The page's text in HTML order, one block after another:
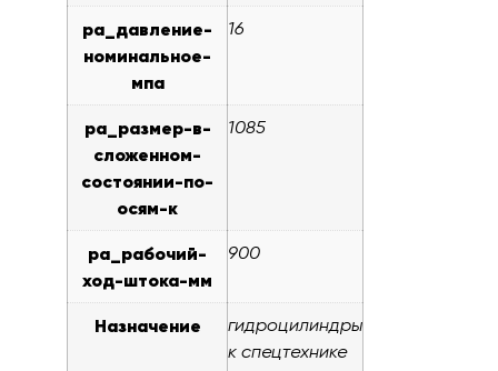
pa_давление-
номинальное-
мпа
16
pa_размер-в-
сложенном-
состоянии-по-
осям-к
1085
pa_рабочий-
ход-штока-мм
900
Назначение
гидроцилиндры
к спецтехнике